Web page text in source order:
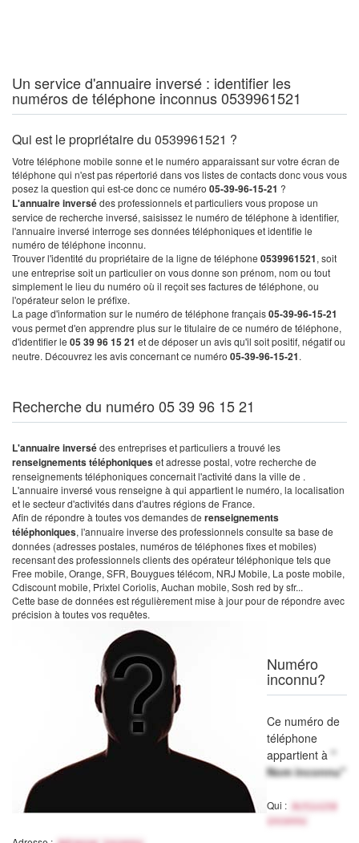
Un service d'annuaire inversé : identifier les
numéros de téléphone inconnus 0539961521
Qui est le propriétaire du 0539961521 ?
Votre téléphone mobile sonne et le numéro apparaissant sur votre écran de
téléphone qui n'est pas répertorié dans vos listes de contacts donc vous vous
posez la question qui est-ce donc ce numéro 05-39-96-15-21 ?
L'annuaire inversédes professionnels et particuliers vous propose un
service de recherche inversé, saisissez le numéro de téléphone à identifier,
l'annuaire inversé interroge ses données téléphoniques et identifie le
numéro de téléphone inconnu.
Trouver l'identité du propriétaire de la ligne de téléphone 0539961521, soit
une entreprise soit un particulier on vous donne son prénom, nom ou tout
simplement le lieu du numéro où il reçoit ses factures de téléphone, ou
l'opérateur selon le préfixe.
La page d'information sur le numéro de téléphone français05-39-96-15-21
vous permet d'en apprendre plus sur le titulaire de ce numéro de téléphone,
d'identifier le 05 39 96 15 21 et de déposer un avis qu'il soit positif, négatif ou
neutre. Découvrez les avis concernant ce numéro 05-39-96-15-21.
Recherche du numéro 05 39 96 15 21
L'annuaire inversédes entreprises et particuliers a trouvé les
renseignements téléphoniqueset adresse postal, votre recherche de
renseignements téléphoniques concernait l'activité dans la ville de .
L'annuaire inversé vous renseigne à qui appartient le numéro, la localisation
et le secteur d'activités dans d'autres régions de France.
Afin de répondre à toutes vos demandes de renseignements
téléphoniques, l'annuaire inverse des professionnels consulte sa base de
données (adresses postales, numéros de téléphones fixes et mobiles)
recensant des professionnels clients des opérateur téléphonique tels que
Free mobile, Orange, SFR, Bouygues télécom, NRJ Mobile, La poste mobile,
Cdiscount mobile, Prixtel Coriolis, Auchan mobile, Sosh red by sfr...
Cette base de données est régulièrement mise à jour pour de répondre avec
précision à toutes vos requêtes.
Numéro
inconnu?
Ce numéro de
téléphone
appartient à "
Nom inconnu"
Qui :
Activité
inconnu